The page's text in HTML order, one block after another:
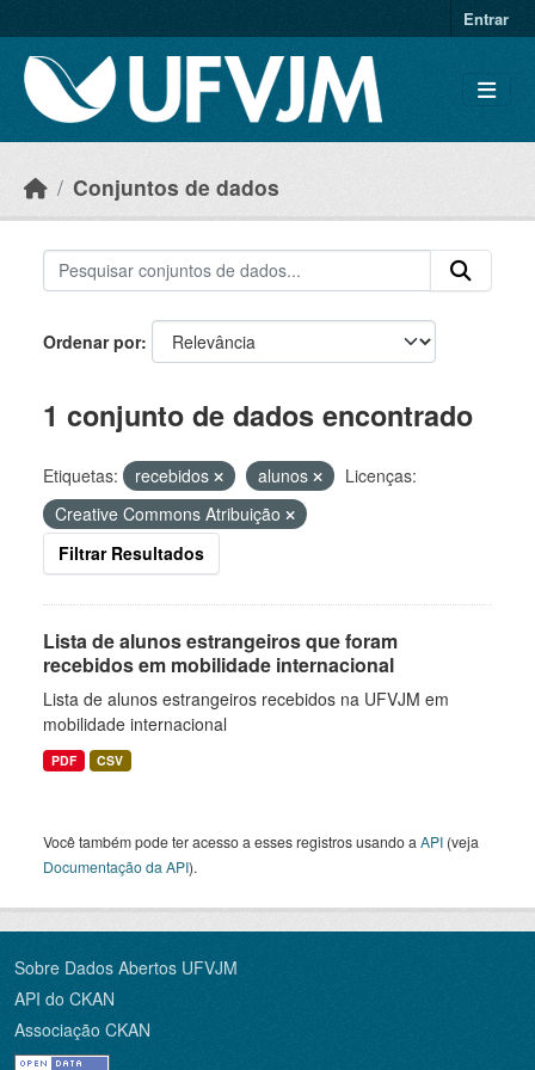
Entrar
Conjuntos de dados
Ordenar por
1 conjunto de dados encontrado
Etiquetas: recebidos alunos
Licenças:
Creative Commons Atribuição
Filtrar Resultados
Lista de alunos estrangeiros que foram
recebidos em mobilidade internacional
Lista de alunos estrangeiros recebidos na UFVJM em
mobilidade internacional
PDF CSV
Você também pode ter acesso a esses registros usando a API (veja
Documentação da API).
Sobre Dados Abertos UFVJM
API do CKAN
Associação CKAN